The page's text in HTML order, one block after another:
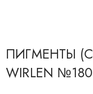
ПИГМЕНТЫ
WIRLEN №180